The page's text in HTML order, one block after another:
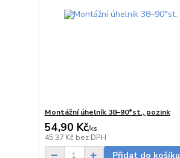
Montážní úhelník 38–90°st., pozink
54,90 Kč/ks
45,37 Kč bez DPH
Přidat do košíku